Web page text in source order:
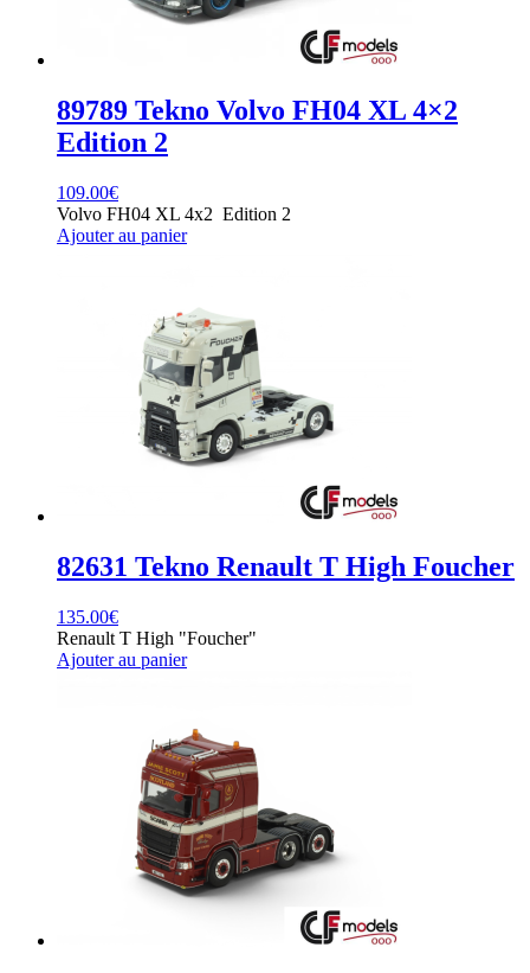
89789 Tekno Volvo FH04 XL 4×2
Edition 2
109.00€
Volvo FH04 XL 4x2 Edition 2
Ajouter au panier
82631 Tekno Renault T High Foucher
135.00€
Renault T High "Foucher"
Ajouter au panier